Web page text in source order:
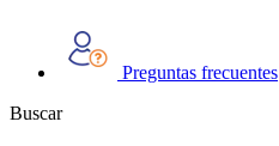
Preguntas frecuentes
Buscar